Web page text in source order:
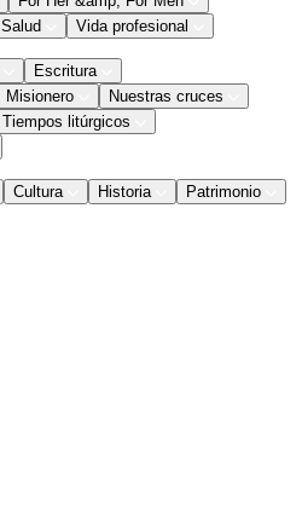
Salud Vida profesional
Escritura
Misionero
Nuestras cruces
Tiempos litúrgicos
Cultura Historia
Patrimonio